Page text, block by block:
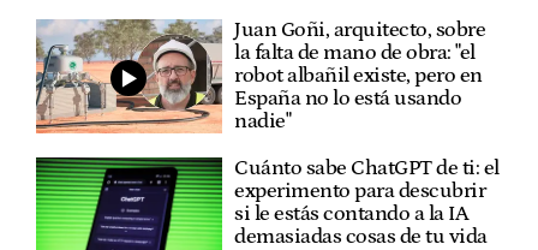
Juan Goñi, arquitecto, sobre
la falta de mano de obra: "el
robot albañil existe, pero en
España no lo está usando
nadie"
Cuánto sabe ChatGPT de ti: el
experimento para descubrir
si le estás contando a la IA
demasiadas cosas de tu vida